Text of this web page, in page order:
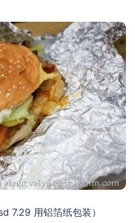
7.29 用铝箔纸包装）